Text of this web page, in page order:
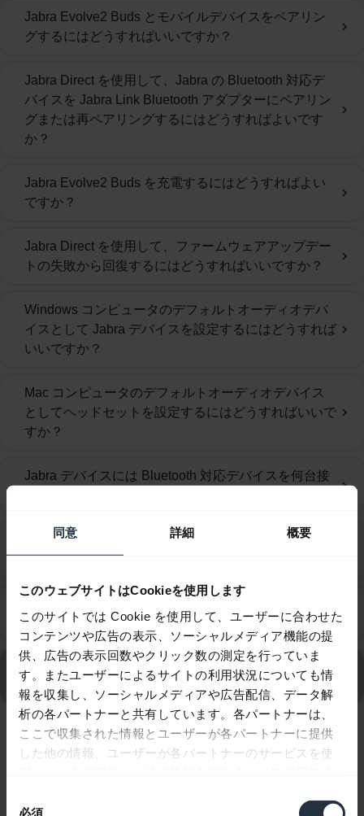
同意 詳細 概要
このウェブサイトはCookieを使用します
このサイトでは Cookie を使用して、ユーザーに合わせた
コンテンツや広告の表示、ソーシャルメディア機能の提
供、広告の表示回数やクリック数の測定を行っていま
す。またユーザーによるサイトの利用状況についても情
報を収集し、ソーシャルメディアや広告配信、データ解
析の各パートナーと共有しています。各パートナーは、
ここで収集された情報とユーザーが各パートナーに提供
した他の情報、ユーザーが各パートナーのサービスを使
必須
Jabra Evolve2 Buds とモバイルデバイスをペアリン
グするにはどうすればいいですか？
chevron_right
Jabra Direct を使用して、Jabra の Bluetooth 対応デ
バイスを Jabra Link Bluetooth アダプターにペアリン
グまたは再ペアリングするにはどうすればよいです
か？
chevron_right
Jabra Evolve2 Buds を充電するにはどうすればよい
ですか？
chevron_right
Jabra Direct を使用して、ファームウェアアップデー
トの失敗から回復するにはどうすればいいですか？
chevron_right
Windows コンピュータのデフォルトオーディオデバ
イスとして Jabra デバイスを設定するにはどうすれば
いいですか？
chevron_right
Mac コンピュータのデフォルトオーディオデバイス
としてヘッドセットを設定するにはどうすればいいで
すか？
chevron_right
Jabra デバイスには Bluetooth 対応デバイスを何台接
chevron_right
Jabra デバイスを Zoom で動作するように設定するに
は？
えてください。
chevron_right
Jabra Evolve2 Buds - USB-A MS のすべてのよくあるご
質問を表示
10/10を表示